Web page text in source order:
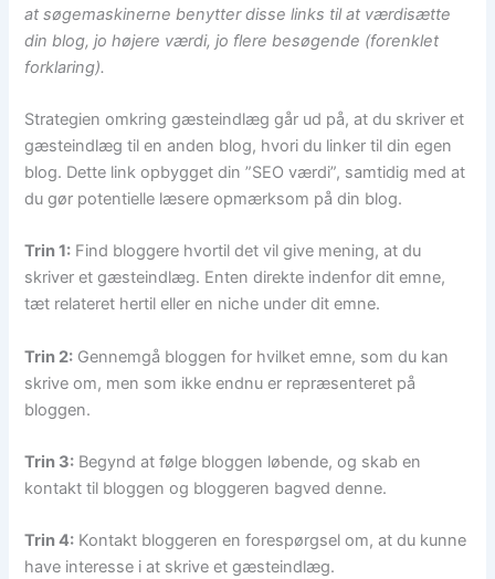
at søgemaskinerne benytter disse links til at værdisætte
din blog, jo højere værdi, jo flere besøgende (forenklet
forklaring).
Strategien omkring gæsteindlæg går ud på, at du skriver et
gæsteindlæg til en anden blog, hvori du linker til din egen
blog. Dette link opbygget din ”SEO værdi”, samtidig med at
du gør potentielle læsere opmærksom på din blog.
Trin 1: Find bloggere hvortil det vil give mening, at du
skriver et gæsteindlæg. Enten direkte indenfor dit emne,
tæt relateret hertil eller en niche under dit emne.
Trin 2: Gennemgå bloggen for hvilket emne, som du kan
skrive om, men som ikke endnu er repræsenteret på
bloggen.
Trin 3: Begynd at følge bloggen løbende, og skab en
kontakt til bloggen og bloggeren bagved denne.
Trin 4: Kontakt bloggeren en forespørgsel om, at du kunne
have interesse i at skrive et gæsteindlæg.